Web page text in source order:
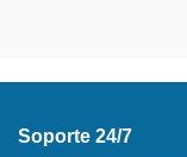
Soporte 24/7